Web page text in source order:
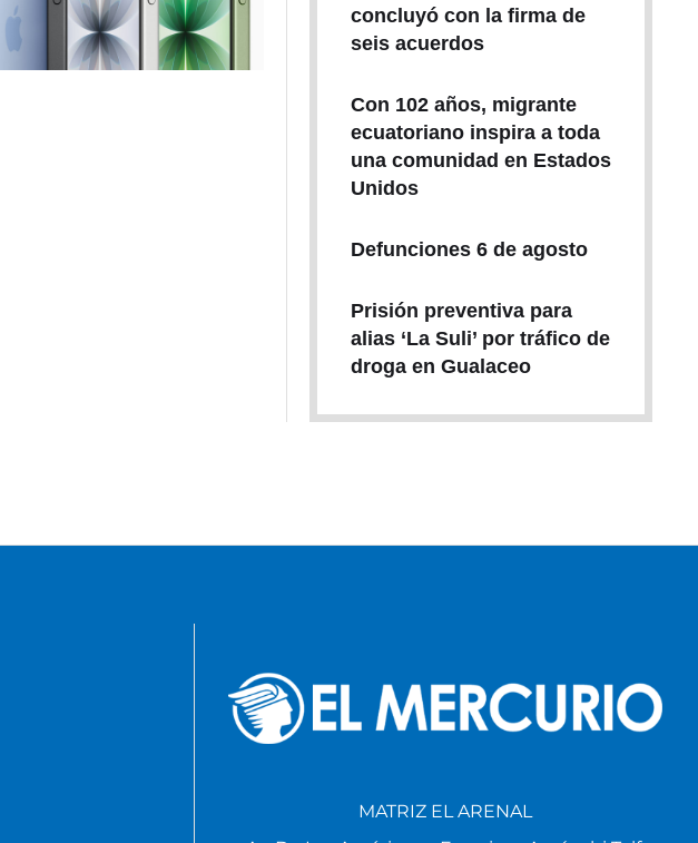
concluyó con la firma de
seis acuerdos
Con 102 años, migrante
ecuatoriano inspira a toda
una comunidad en Estados
Unidos
Defunciones 6 de agosto
Prisión preventiva para
alias ‘La Suli’ por tráfico de
droga en Gualaceo
MATRIZ EL ARENAL